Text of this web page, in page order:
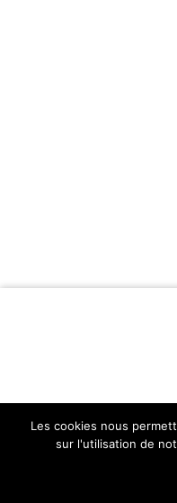
Les cookies nous
sur l'utilisation de